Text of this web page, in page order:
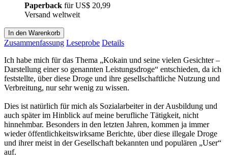
Paperback fürUS$ 20,99
Versand weltweit
In den Warenkorb
Zusammenfassung Leseprobe Details
Ich habe mich für das Thema „Kokain und seine vielen Gesichter –
Darstellung einer so genannten Leistungsdroge“ entschieden, da ich
feststellte, über diese Droge und ihre gesellschaftliche Nutzung und
Verbreitung, nur sehr wenig zu wissen.
Dies ist natürlich für mich als Sozialarbeiter in der Ausbildung und
auch später im Hinblick auf meine berufliche Tätigkeit, nicht
hinnehmbar. Besonders in den letzten Jahren, kommen ja immer
wieder öffentlichkeitswirksame Berichte, über diese illegale Droge
und ihrer meist in der Gesellschaft bekannten und populären „User“
auf.